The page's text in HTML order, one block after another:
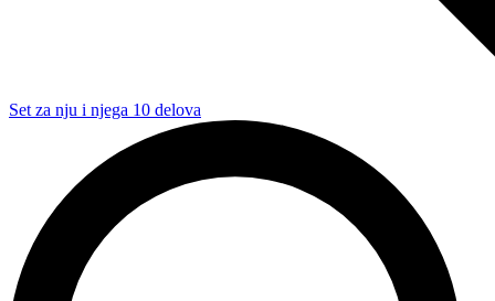
Set za nju i njega 10 delova